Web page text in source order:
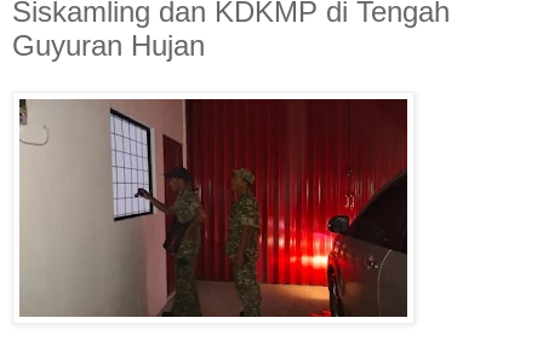
Siskamling dan KDKMP di Tengah
Guyuran Hujan